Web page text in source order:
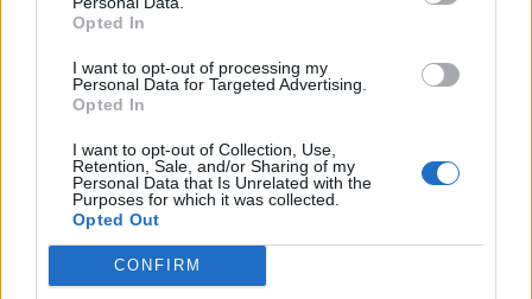
Opted In
I want to opt-out of processing my
Personal Data for Targeted Advertising.
Opted In
I want to opt-out of Collection, Use,
Retention, Sale, and/or Sharing of my
Personal Data that Is Unrelated with the
Purposes for which it was collected.
Opted Out
CONFIRM
Koti & Asuminen
Digi
Pelit
Some
Facebook